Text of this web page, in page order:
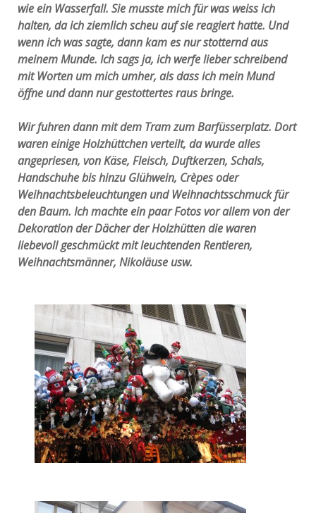
wie ein Wasserfall. Sie musste mich für was weiss ich
halten, da ich ziemlich scheu auf sie reagiert hatte. Und
wenn ich was sagte, dann kam es nur stotternd aus
meinem Munde. Ich sags ja, ich werfe lieber schreibend
mit Worten um mich umher, als dass ich mein Mund
öffne und dann nur gestottertes raus bringe.
Wir fuhren dann mit dem Tram zum Barfüsserplatz. Dort
waren einige Holzhüttchen verteilt, da wurde alles
angepriesen, von Käse, Fleisch, Duftkerzen, Schals,
Handschuhe bis hinzu Glühwein, Crèpes oder
Weihnachtsbeleuchtungen und Weihnachtsschmuck für
den Baum. Ich machte ein paar Fotos vor allem von der
Dekoration der Dächer der Holzhütten die waren
liebevoll geschmückt mit leuchtenden Rentieren,
Weihnachtsmänner, Nikoläuse usw.